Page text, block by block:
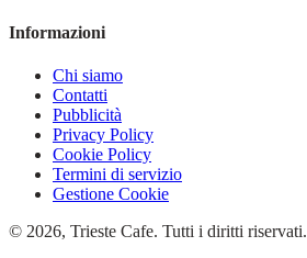
Informazioni
Chi siamo
Contatti
Pubblicità
Privacy Policy
Cookie Policy
Termini di servizio
Gestione Cookie
© 2026, Trieste Cafe. Tutti i diritti riservati.